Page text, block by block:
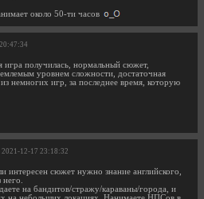
около 50-ти часов
игра получилась, нормальный сюжет,
уровнем сложности, достаточная
немногих игр, за последнее время, которую
2021-12-17 23:18:32
интересен сюжет нужно знание английского,
на бандитов/стражу/караваны/города, и